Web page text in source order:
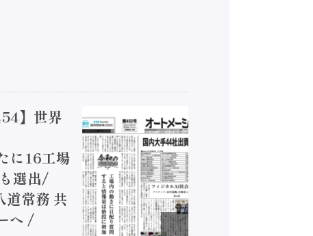
】世界
に16工場
選出/
道常務 共
へ /